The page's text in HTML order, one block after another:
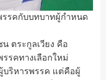
รรคกับบทบาทผู้กำหนด
ตระกูลเวียง คือ
รคทางเลือกใหม่
บริหารพรรค แต่คือผู้